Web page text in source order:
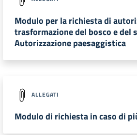
Modulo per la richiesta di
trasformazione del bosco e del
Autorizzazione paesaggistica
ALLEGATI
Modulo di richiesta in caso di